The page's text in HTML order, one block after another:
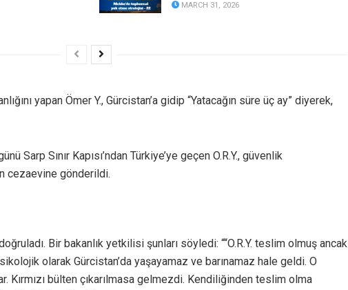
MARCH 31, 2026
yapan Ömer Y., Gürcistan’a gidip “Yatacağın süre üç ay” diyerek,
Sarp Sınır Kapısı’ndan Türkiye’ye geçen O.R.Y., güvenlik
cezaevine gönderildi.
Bir bakanlık yetkilisi şunları söyledi: ““O.R.Y. teslim olmuş ancak
olarak Gürcistan’da yaşayamaz ve barınamaz hale geldi. O
Kırmızı bülten çıkarılmasa gelmezdi. Kendiliğinden teslim olma